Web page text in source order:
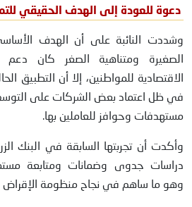
دعوة للعودة إلى الهدف الحقيقي
وشددت النائبة على أن الهدف
الصغيرة ومتناهية الصغر كان دعم
الاقتصادية للمواطنين، إلا أن التطبيق
في ظل اعتماد بعض الشركات على
مستهدفات وحوافز للعاملين بها.
وأكدت أن تجربتها السابقة في البنك
دراسات جدوى وضمانات ومتابعة
وهو ما ساهم في نجاح منظومة الإقراض